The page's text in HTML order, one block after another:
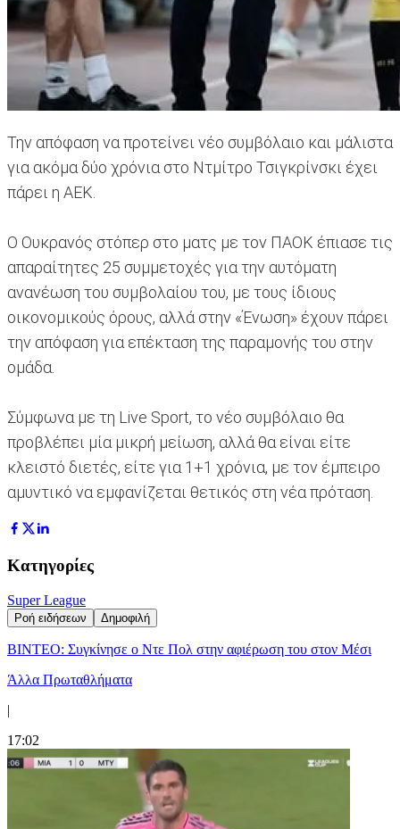
Την απόφαση να προτείνει νέο συμβόλαιο και μάλιστα
για ακόμα δύο χρόνια στο Ντμίτρο Τσιγκρίνσκι έχει
πάρει η ΑΕΚ.
Ο Ουκρανός στόπερ στο ματς με τον ΠΑΟΚ έπιασε τις
απαραίτητες 25 συμμετοχές για την αυτόματη
ανανέωση του συμβολαίου του, με τους ίδιους
οικονομικούς όρους, αλλά στην «Ένωση» έχουν πάρει
την απόφαση για επέκταση της παραμονής του στην
ομάδα.
Σύμφωνα με τη Live Sport, το νέο συμβόλαιο θα
προβλέπει μία μικρή μείωση, αλλά θα είναι είτε
κλειστό διετές, είτε για 1+1 χρόνια, με τον έμπειρο
αμυντικό να εμφανίζεται θετικός στη νέα πρόταση.
Κατηγορίες
Super League
Ροή ειδήσεων Δημοφιλή
ΒΙΝΤΕΟ: Συγκίνησε ο Ντε Πολ στην αφιέρωση του στον Μέσι
Άλλα Πρωταθλήματα
|
17:02